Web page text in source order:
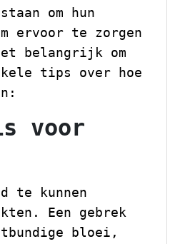
om hun
ervoor te zorgen
belangrijk om
tips over hoe
voor
te kunnen
Een gebrek
bloei,